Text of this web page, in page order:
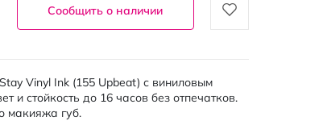
Сообщить о наличии
Vinyl Ink (155 Upbeat) с виниловым
стойкость до 16 часов без отпечатков.
макияжа губ.